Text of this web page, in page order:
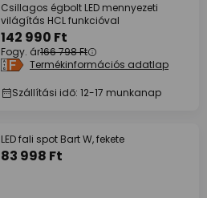
Csillagos égbolt LED mennyezeti
világítás HCL funkcióval
142 990 Ft
Fogy. ár166 798 Ft
Termékinformációs adatlap
Szállítási idő: 12-17 munkanap
LED fali spot Bart W, fekete
83 998 Ft